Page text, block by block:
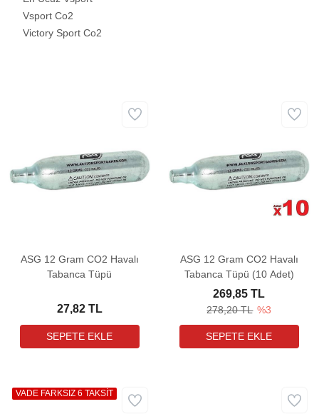
Vsport Co2
Victory Sport Co2
ASG 12 Gram CO2 Havalı
Tabanca Tüpü
27,82 TL
ASG 12 Gram CO2 Havalı
Tabanca Tüpü (10 Adet)
278,20 TL %3
269,85 TL
VADE FARKSIZ 6 TAKSİT